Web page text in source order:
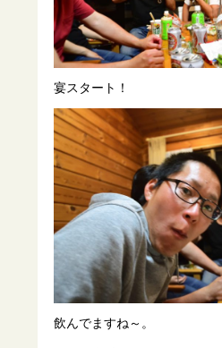
宴スタート！
飲んでますね～。